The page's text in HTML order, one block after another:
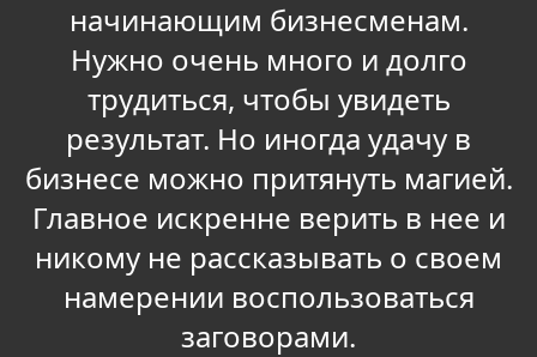
начинающим бизнесменам.
Нужно очень много и долго
трудиться, чтобы увидеть
результат. Но иногда удачу в
бизнесе можно притянуть магией.
Главное искренне верить в нее и
никому не рассказывать о своем
намерении воспользоваться
заговорами.